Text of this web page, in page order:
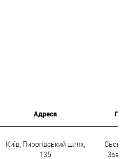
Адреса
Київ, Пирогівський шлях,
135